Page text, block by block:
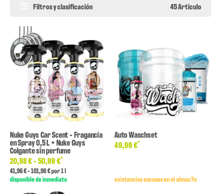
Filtros y clasificación 45 Articulo
Nuke Guys Car Scent - Fragancia
en Spray 0,5 L + Nuke Guys
Colgante sin perfume
20,98 € -50,99 €*
41,96 € - 101,98 € por 1 l
disponible de inmediato
Auto Waschset
49,99 €*
existencias escasas en el almac?n